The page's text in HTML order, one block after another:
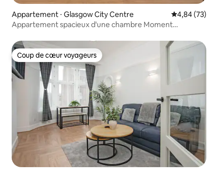
Appartement ⋅ Glasgow City Centre Évaluation
4,84 (73)
Appartement spacieux d'une chambre Moment
Coup de cœur voyageurs
Coup de cœur voyageurs